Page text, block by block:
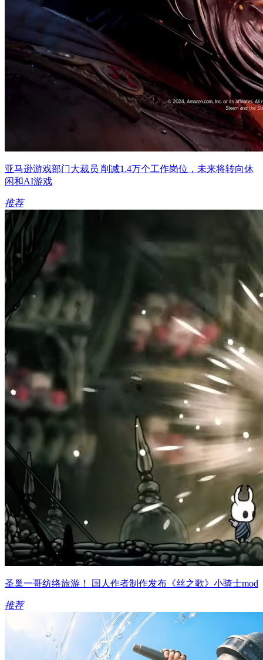
亚马逊游戏部门大裁员 削减1.4万个工作岗位，未来将转向休
闲和AI游戏
推荐
圣巢一哥纺络旅游！ 国人作者制作发布《丝之歌》小骑士mod
推荐